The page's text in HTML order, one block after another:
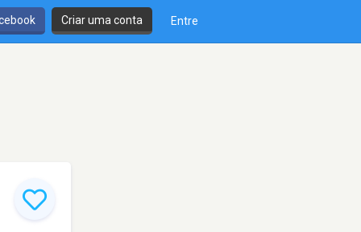
Criar uma conta Entre